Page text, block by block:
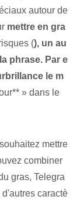
autour de
mettre en gra
(),⁤ un au
phrase. Par e
le m
» dans le
mettre
combiner
gras, Telegra
caractè